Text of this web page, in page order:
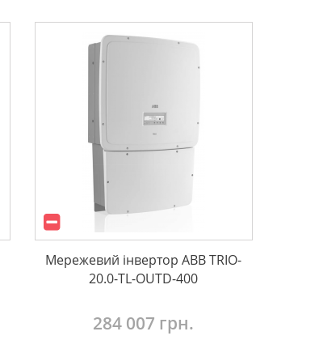
Мережевий інвертор ABB TRIO-
20.0-TL-OUTD-400
284 007 грн.